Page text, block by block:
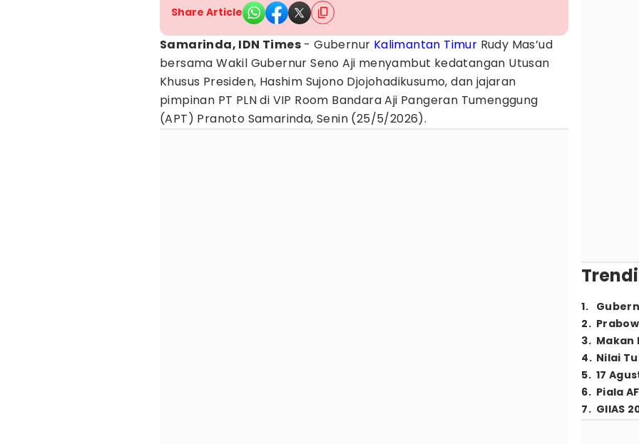
Share Article
Samarinda, IDN Times - Gubernur Kalimantan Timur Rudy Mas’ud
bersama Wakil Gubernur Seno Aji menyambut kedatangan Utusan
Khusus Presiden, Hashim Sujono Djojohadikusumo, dan jajaran
pimpinan PT PLN di VIP Room Bandara Aji Pangeran Tumenggung
(APT) Pranoto Samarinda, Senin (25/5/2026).
1.
2.
3. Makan
4. Nilai
5. 17
6. Piala
7. GIIAS